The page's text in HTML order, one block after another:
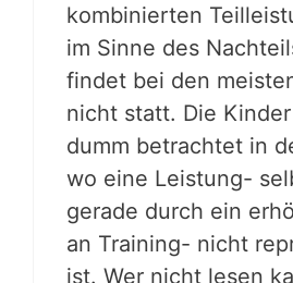
kombinierten
im Sinne des
findet bei den
nicht statt. Die
dumm betrachtet in
wo eine Leistung-
gerade durch ein
an Training- nicht
ist. Wer nicht lesen